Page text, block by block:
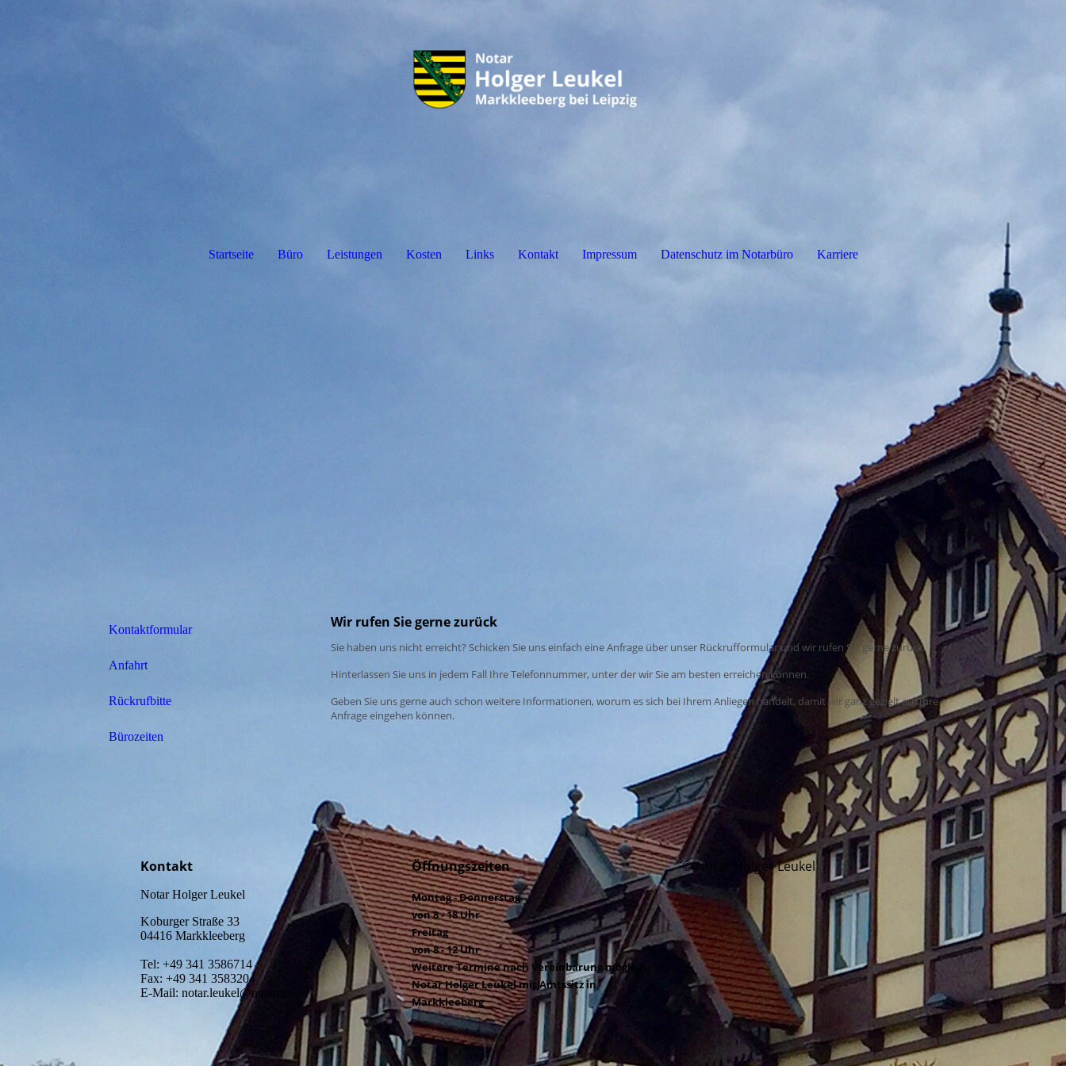
Startseite Büro Leistungen Kosten Links Kontakt Impressum Datenschutz im Notarbüro Karriere
Kontaktformular
Anfahrt
Rückrufbitte
Bürozeiten
Wir rufen Sie gerne zurück
Sie haben uns nicht erreicht? Schicken Sie uns einfach eine Anfrage über unser Rückrufformular und wir rufen Sie gerne zurück.
Hinterlassen Sie uns in jedem Fall Ihre Telefonnummer, unter der wir Sie am besten erreichen können.
Geben Sie uns gerne auch schon weitere Informationen, worum es sich bei Ihrem Anliegen handelt, damit wir ganz gezielt auf Ihre
Anfrage eingehen können.
Kontakt
Notar Holger Leukel
Koburger Straße 33
04416 Markkleeberg
Tel: +49 341 3586714
Fax: +49 341 3583204
E-Mail: notar.leukel@notarnet.de
Öffnungszeiten
Montag - Donnerstag
von 8 - 18 Uhr
Freitag
von 8 - 12 Uhr
Weitere Termine nach Vereinbarung möglich.
Notar Holger Leukel mit Amtssitz in
Markkleeberg
© Notar Holger Leukel